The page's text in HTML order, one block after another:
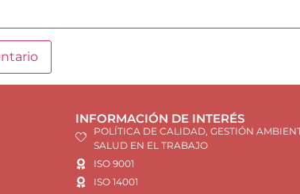
INFORMACIÓN DE INTERÉS
POLÍTICA DE CALIDAD, GESTIÓN
SALUD EN EL TRABAJO
ISO 9001
ISO 14001